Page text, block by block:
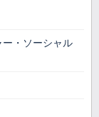
・ソーシャル